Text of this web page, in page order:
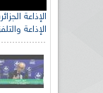
الإذاعة